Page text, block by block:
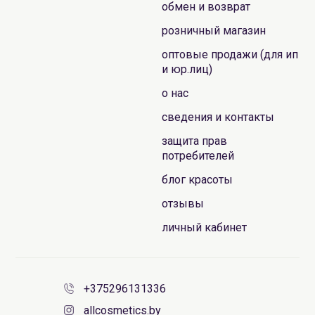
обмен и возврат
розничный магазин
оптовые продажи (для ип
и юр.лиц)
о нас
сведения и контакты
защита прав
потребителей
блог красоты
отзывы
личный кабинет
+375296131336
allcosmetics.by